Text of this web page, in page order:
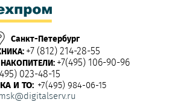
Санкт-Петербург
+7 (812) 214-28-55
+7(495) 106-90-96
023-48-15
И ТО: +7(495) 984-06-15